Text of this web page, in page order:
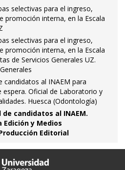
selectivas para el ingreso,
promoción interna, en la Escala
selectivas para el ingreso,
promoción interna, en la Escala
de Servicios Generales UZ.
candidatos al INAEM para
espera. Oficial de Laboratorio y
Huesca (Odontología)
candidatos al INAEM.
Edición y Medios
Editorial